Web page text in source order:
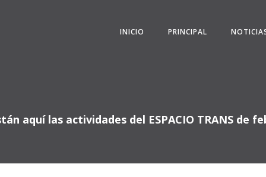
INICIO PRINCIPAL
aquí las actividades del ESPACIO TRANS de